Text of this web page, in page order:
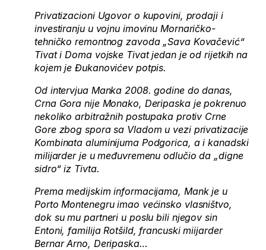
Privatizacioni Ugovor o kupovini, prodaji i
investiranju u vojnu imovinu Mornaričko-
tehničko remontnog zavoda „Sava Kovačević“
Tivat i Doma vojske Tivat jedan je od rijetkih na
kojem je Đukanovićev potpis.
Od intervjua Manka 2008. godine do danas,
Crna Gora nije Monako, Deripaska je pokrenuo
nekoliko arbitražnih postupaka protiv Crne
Gore zbog spora sa Vladom u vezi privatizacije
Kombinata aluminijuma Podgorica, a i kanadski
milijarder je u međuvremenu odlučio da „digne
sidro“ iz Tivta.
Prema medijskim informacijama, Mank je u
Porto Montenegru imao većinsko vlasništvo,
dok su mu partneri u poslu bili njegov sin
Entoni, familija Rotšild, francuski miijarder
Bernar Arno, Deripaska…